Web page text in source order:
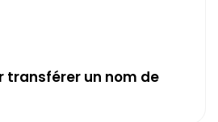
transférer un nom de